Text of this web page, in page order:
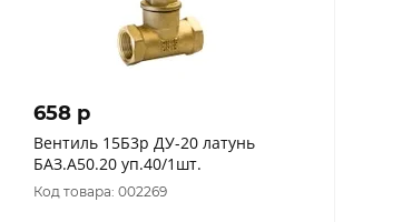
658 p
Вентиль 15Б3р ДУ-20 латунь
БАЗ.А50.20 уп.40/1шт.
Код товара: 002269